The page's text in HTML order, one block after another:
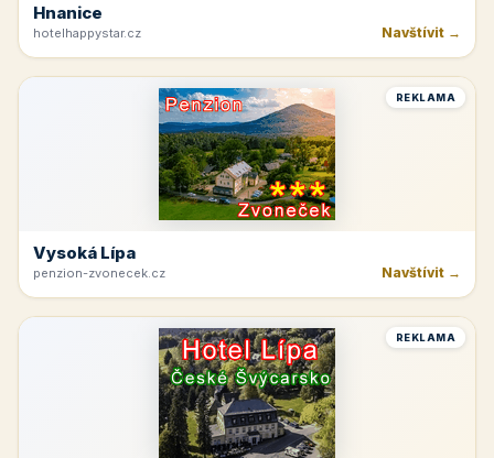
Hnanice
hotelhappystar.cz Navštívit →
REKLAMA
Vysoká Lípa
penzion-zvonecek.cz Navštívit →
REKLAMA